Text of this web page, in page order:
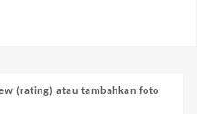
(rating) atau tambahkan foto